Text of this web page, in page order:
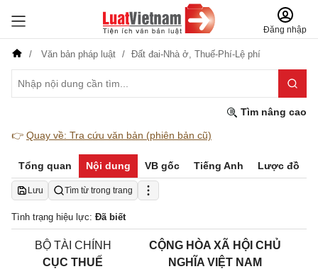
Đăng nhập
Văn bản pháp luật Đất đai-Nhà ở, Thuế-Phí-Lệ phí
Tìm nâng cao
👉 Quay về: Tra cứu văn bản (phiên bản cũ)
Tổng quan Nội dung VB gốc Tiếng Anh Lược đồ
Lưu Tìm từ trong trang
Tình trạng hiệu lực: Đã biết
BỘ TÀI CHÍNH
CỤC THUẾ
CỘNG HÒA XÃ HỘI CHỦ
NGHĨA VIỆT NAM